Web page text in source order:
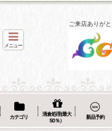
ご来店ありが
メニュー
カテゴリ
清倉処理(最大
50％）
新品予約